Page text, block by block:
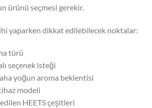
ürünü seçmesi gerekir.
yaparken dikkat edilebilecek noktalar:
türü
seçenek isteği
yoğun aroma beklentisi
modeli
HEETS çeşitleri